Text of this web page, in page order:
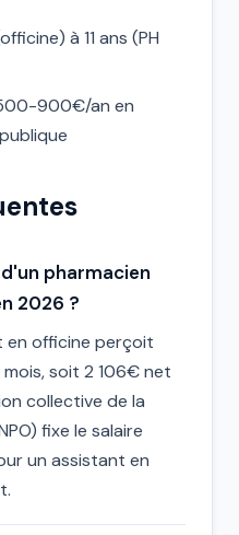
à 11 ans (PH
900€/an en
pharmacien
2026 ?
en officine perçoit
soit 2 106€ net
collective de la
fixe le salaire
un assistant en